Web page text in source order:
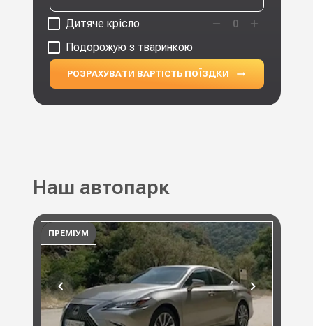
Дитяче крісло 0
Подорожую з тваринкою
РОЗРАХУВАТИ ВАРТІСТЬ ПОЇЗДКИ
Наш автопарк
ПРЕМІУМ